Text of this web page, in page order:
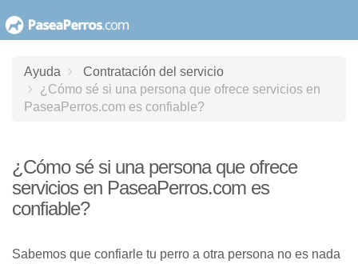
al
contenido
Ayuda
Contratación del servicio
¿Cómo sé si una persona que ofrece servicios en
PaseaPerros.com es confiable?
¿Cómo sé si una persona que ofrece
servicios en PaseaPerros.com es
confiable?
Sabemos que confiarle tu perro a otra persona no es nada